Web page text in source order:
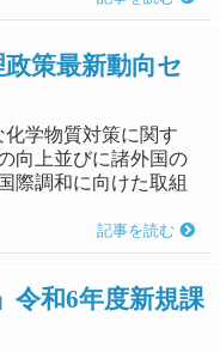
策最新動向セ
化学物質対策に関す
向上並びに諸外国の
際調和に向けた取組
記事を読む
令和6年度新規課